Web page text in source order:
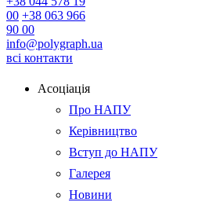
00 +38 063 966
90 00
info@polygraph.ua
всі контакти
Асоціація
Про НАПУ
Керівництво
Вступ до НАПУ
Галерея
Новини